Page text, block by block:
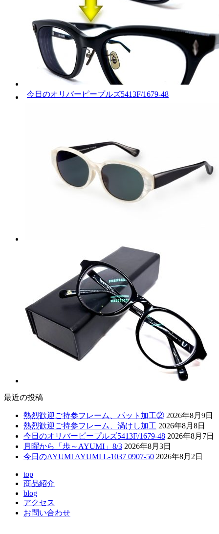
今日のオリバーピープルズ5413F/1679-48
最近の投稿
熱烈歓迎ご持参フレーム、パット加工② 2026年8月9日
熱烈歓迎ご持参フレーム、渦けし加工 2026年8月8日
今日のオリバーピープルズ5413F/1679-48 2026年8月7日
月曜から「歩～AYUMI」8/3 2026年8月3日
今日のAYUMI AYUMI L-1037 0907-50 2026年8月2日
top
商品紹介
blog
アクセス
お問い合わせ